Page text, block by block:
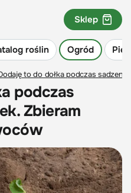
roślin Ogród
Sklep
to do dołka podczas
podczas
Zbieram